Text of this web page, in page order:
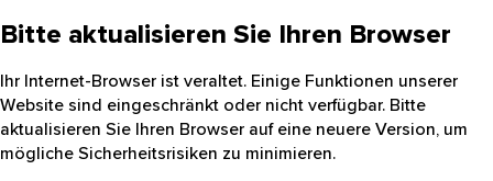
Bitte aktualisieren Sie Ihren Browser
Ihr Internet-Browser ist veraltet. Einige Funktionen unserer
Website sind eingeschränkt oder nicht verfügbar. Bitte
aktualisieren Sie Ihren Browser auf eine neuere Version, um
mögliche Sicherheitsrisiken zu minimieren.